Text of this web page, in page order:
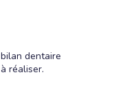
dentaire
réaliser.